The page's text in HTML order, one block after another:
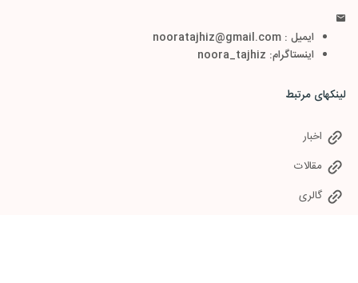
ایمیل : nooratajhiz@gmail.com
اینستاگرام: noora_tajhiz
لینکهای مرتبط
اخبار
مقالات
گالری